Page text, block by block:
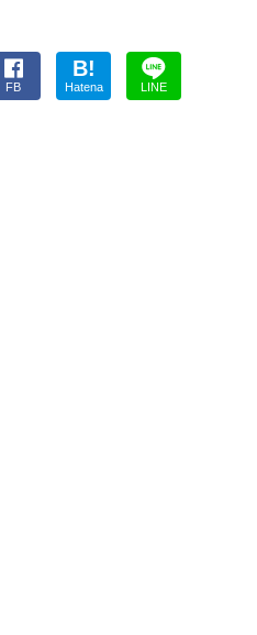
FB
B!
Hatena LINE